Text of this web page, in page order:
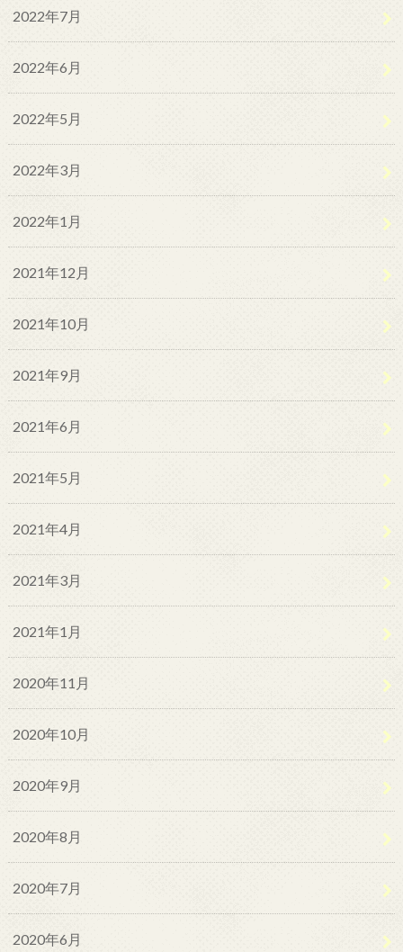
2022年7月
2022年6月
2022年5月
2022年3月
2022年1月
2021年12月
2021年10月
2021年9月
2021年6月
2021年5月
2021年4月
2021年3月
2021年1月
2020年11月
2020年10月
2020年9月
2020年8月
2020年7月
2020年6月